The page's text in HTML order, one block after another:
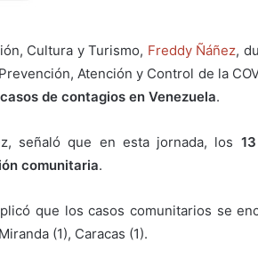
Cultura y Turismo, Freddy Ñáñez,
Atención y Control de la
de contagios en Venezuela.
señaló que en esta jornada, los
comunitaria.
que los casos comunitarios se
(1), Caracas (1).